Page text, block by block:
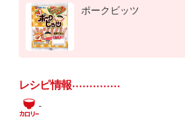
ポークビッツ
レシピ情報
-